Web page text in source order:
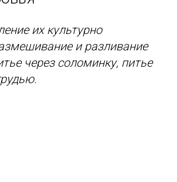
их культурно
и разливание
через соломинку, питье